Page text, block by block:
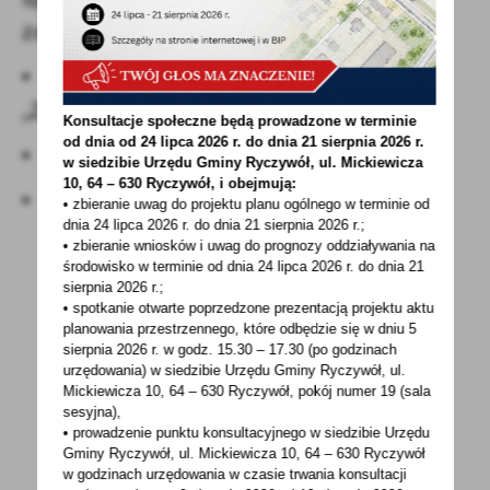
zarezerwować:
• na stroniewww.zus.plw zakładce
„Zarezerwuj wizytę” -> „E-wizyta”;
• w aplikacji mZUS;
• w aplikacji mObywatel.
POWRÓT UDOSTĘPNIJ
Konsultacje społeczne będą prowadzone w terminie
od dnia od 24 lipca 2026 r. do dnia 21 sierpnia 2026 r.
w siedzibie Urzędu Gminy Ryczywół, ul. Mickiewicza
10, 64 – 630 Ryczywół, i obejmują:
• zbieranie uwag do projektu planu ogólnego w terminie od
dnia 24 lipca 2026 r. do dnia 21 sierpnia 2026 r.;
• zbieranie wniosków i uwag do prognozy oddziaływania na
środowisko w terminie od dnia 24 lipca 2026 r. do dnia 21
sierpnia 2026 r.;
• spotkanie otwarte poprzedzone prezentacją projektu aktu
planowania przestrzennego, które odbędzie się w dniu 5
sierpnia 2026 r.w godz. 15.30 – 17.30 (po godzinach
urzędowania) w siedzibie Urzędu Gminy Ryczywół, ul.
Mickiewicza 10, 64 – 630 Ryczywół, pokójnumer 19 (sala
sesyjna),
• prowadzenie punktu konsultacyjnego w siedzibie Urzędu
Gminy Ryczywół, ul. Mickiewicza 10, 64 – 630 Ryczywół
w godzinachurzędowania w czasie trwania konsultacji